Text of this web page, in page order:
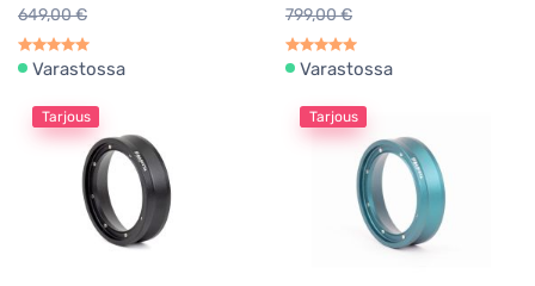
649,00 €
Varastossa
799,00 €
Varastossa
Tarjous Tarjous